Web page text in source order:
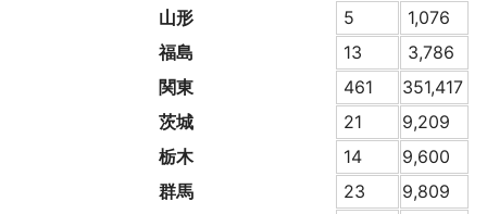
山形
5
1,076
福島
13
3,786
関東
461
351,417
茨城
21
9,209
栃木
14
9,600
群馬
23
9,809